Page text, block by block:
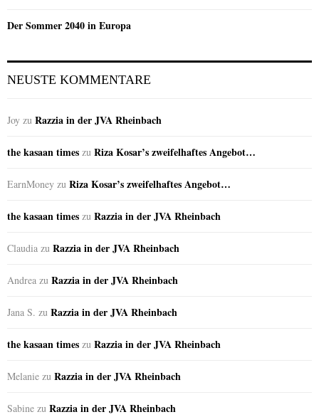
Der Sommer 2040 in Europa
NEUSTE KOMMENTARE
Joy zu Razzia in der JVA Rheinbach
the kasaan times zu Riza Kosar’s zweifelhaftes Angebot…
EarnMoney zu Riza Kosar’s zweifelhaftes Angebot…
the kasaan times zu Razzia in der JVA Rheinbach
Claudia zu Razzia in der JVA Rheinbach
Andrea zu Razzia in der JVA Rheinbach
Jana S. zu Razzia in der JVA Rheinbach
the kasaan times zu Razzia in der JVA Rheinbach
Melanie zu Razzia in der JVA Rheinbach
Sabine zu Razzia in der JVA Rheinbach